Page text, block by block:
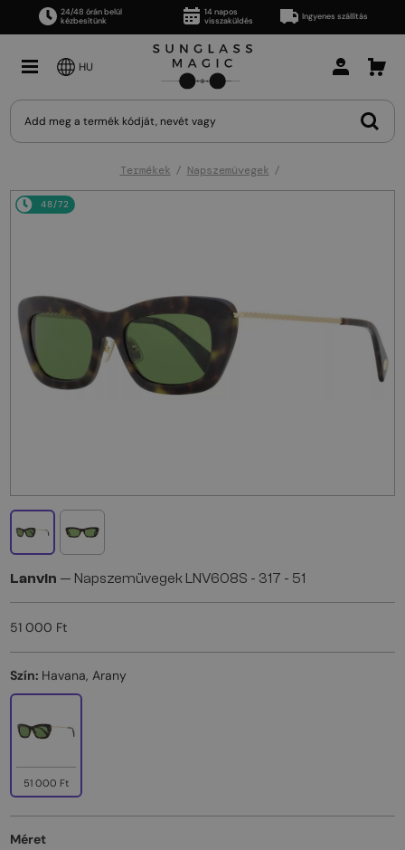
24/48 órán belül
kézbesítünk
14 napos
visszaküldés
Ingyenes szállítás
HU
Termékek Napszemüvegek
48/72
Lanvin — Napszemüvegek LNV608S - 317 - 51
51 000 Ft
Szín: Havana, Arany
51 000 Ft
Méret